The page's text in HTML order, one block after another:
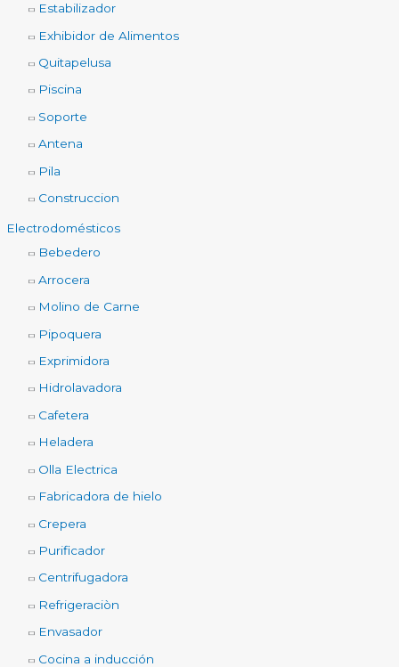
Estabilizador
Exhibidor de Alimentos
Quitapelusa
Piscina
Soporte
Antena
Pila
Construccion
Electrodomésticos
Bebedero
Arrocera
Molino de Carne
Pipoquera
Exprimidora
Hidrolavadora
Cafetera
Heladera
Olla Electrica
Fabricadora de hielo
Crepera
Purificador
Centrifugadora
Refrigeraciòn
Envasador
Cocina a inducción